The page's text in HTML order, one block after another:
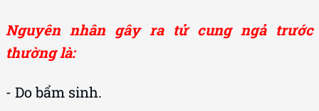
Nguyên nhân gây ra tử cung ngả trước
thường là:
- Do bẩm sinh.